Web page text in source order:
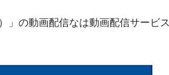
」の動画配信なは動画配信サービス